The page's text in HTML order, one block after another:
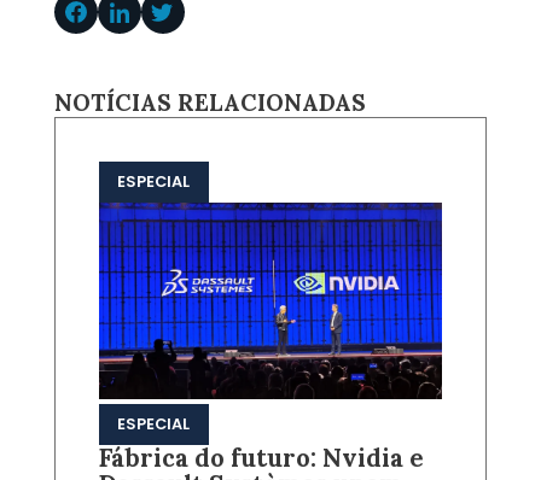
NOTÍCIAS RELACIONADAS
ESPECIAL
ESPECIAL
Fábrica do futuro: Nvidia e